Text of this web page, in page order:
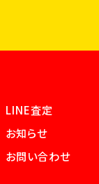
LINE査定
お知らせ
お問い合わせ